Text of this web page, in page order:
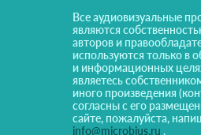
Все аудиовизуальные
являются
авторов и
используются только в
и информационных
являетесь
иного произведения
согласны с его
сайте, пожалуйста,
info@microbius.ru .